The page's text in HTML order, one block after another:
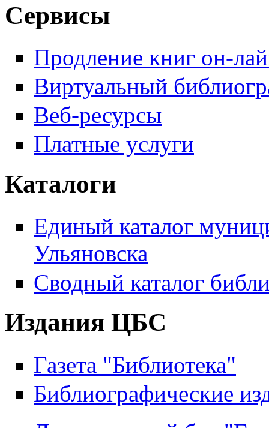
Сервисы
Продление книг он-
Виртуальный
Веб-ресурсы
Платные услуги
Каталоги
Единый каталог
Ульяновска
Сводный каталог
Издания ЦБС
Газета "Библиотека"
Библиографические